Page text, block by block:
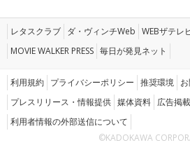
レタスクラブ ダ・ヴィンチWeb WEBザテレ
MOVIE WALKER PRESS 毎日が発見ネット
利用規約 プライバシーポリシー 推奨環境
プレスリリース・情報提供 媒体資料 広告掲
利用者情報の外部送信について
©KADOKAWA